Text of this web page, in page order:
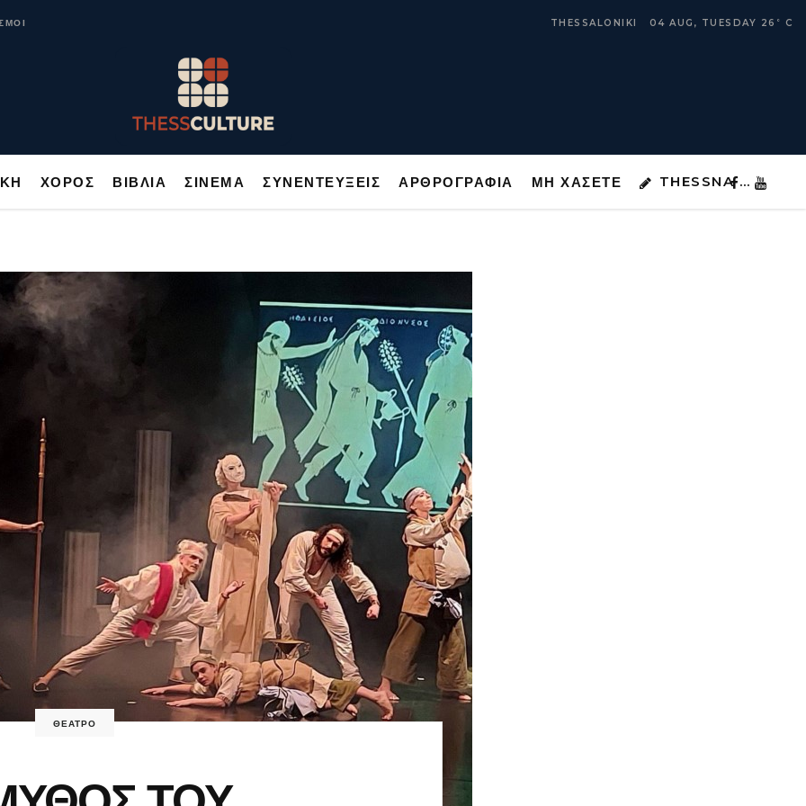
THESSALONIKI 04 AUG, TUESDAY 26 ° C
ΧΟΡΟΣ ΒΙΒΛΙΑ ΣΙΝΕΜΑ ΣΥΝΕΝΤΕΥΞΕΙΣ ΑΡΘΡΟΓΡΑΦΙΑ ΜΗ ΧΑΣΕΤΕ THESSNA …
ΜΗ ΧΑΣΕΤΕ THESSNA …
ΘΕΑΤΡΟ